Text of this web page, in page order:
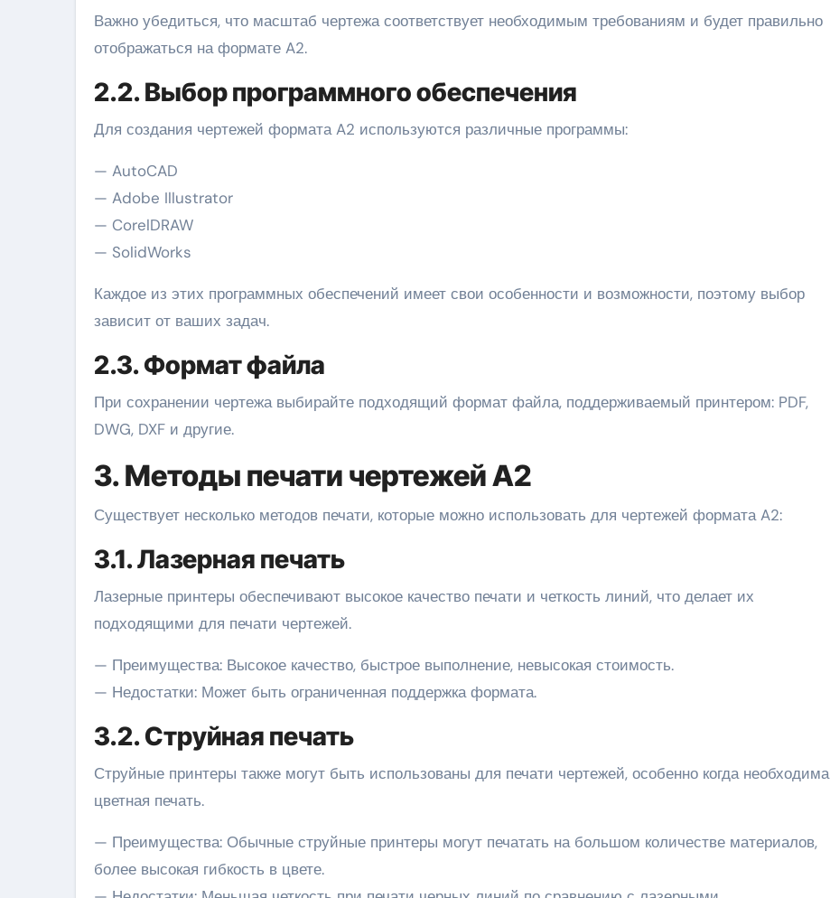
Важно убедиться, что масштаб чертежа соответствует необходимым требованиям и будет правильно
отображаться на формате A2.
2.2. Выбор программного обеспечения
Для создания чертежей формата A2 используются различные программы:
— AutoCAD
— Adobe Illustrator
— CorelDRAW
— SolidWorks
Каждое из этих программных обеспечений имеет свои особенности и возможности, поэтому выбор
зависит от ваших задач.
2.3. Формат файла
При сохранении чертежа выбирайте подходящий формат файла, поддерживаемый принтером: PDF,
DWG, DXF и другие.
3. Методы печати чертежей A2
Существует несколько методов печати, которые можно использовать для чертежей формата A2:
3.1. Лазерная печать
Лазерные принтеры обеспечивают высокое качество печати и четкость линий, что делает их
подходящими для печати чертежей.
— Преимущества: Высокое качество, быстрое выполнение, невысокая стоимость.
— Недостатки: Может быть ограниченная поддержка формата.
3.2. Струйная печать
Струйные принтеры также могут быть использованы для печати чертежей, особенно когда необходима
цветная печать.
— Преимущества: Обычные струйные принтеры могут печатать на большом количестве материалов,
более высокая гибкость в цвете.